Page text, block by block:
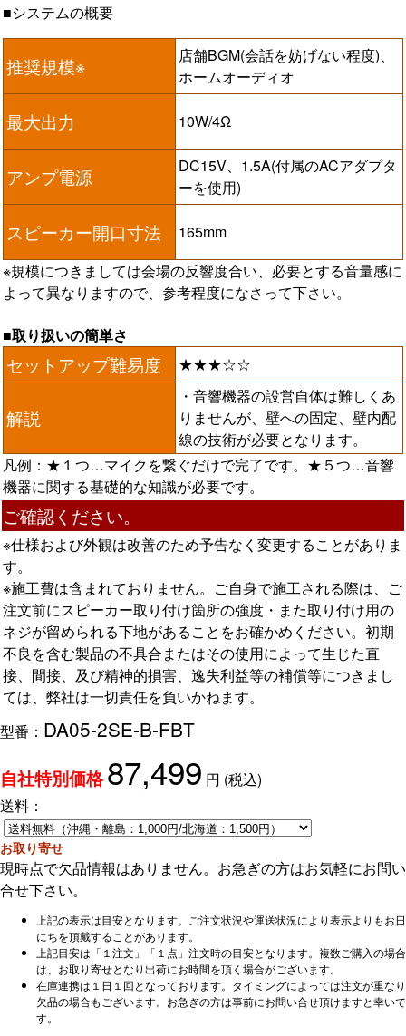
■システムの概要
推奨規模※
店舗BGM(会話を妨げない程度)、
ホームオーディオ
最大出力 10W/4Ω
アンプ電源
DC15V、1.5A(付属のACアダプタ
ーを使用)
スピーカー開口寸法
165mm
※規模につきましては会場の反響度合い、必要とする音量感に
よって異なりますので、参考程度になさって下さい。
■取り扱いの簡単さ
セットアップ難易度 ★★★☆☆
解説
・音響機器の設営自体は難しくあ
りませんが、壁への固定、壁内配
線の技術が必要となります。
凡例：★１つ…マイクを繋ぐだけで完了です。★５つ…音響
機器に関する基礎的な知識が必要です。
ご確認ください。
※仕様および外観は改善のため予告なく変更することがありま
す。
※施工費は含まれておりません。ご自身で施工される際は、ご
注文前にスピーカー取り付け箇所の強度・また取り付け用の
ネジが留められる下地があることをお確かめください。初期
不良を含む製品の不具合またはその使用によって生じた直
接、間接、及び精神的損害、逸失利益等の補償等につきまし
ては、弊社は一切責任を負いかねます。
型番： DA05-2SE-B-FBT
自社特別価格 87,499 円 (税込)
送料：
お取り寄せ
現時点で欠品情報はありません。お急ぎの方はお気軽にお問い
合せ下さい。
上記の表示は目安となります。ご注文状況や運送状況により表示よりもお日
にちを頂戴することがあります。
上記目安は「１注文」「１点」注文時の目安となります。複数ご購入の場合
は、お取り寄せとなり出荷にお時間を頂く場合がございます。
在庫連携は１日１回となっております。タイミングによっては注文が重なり
欠品の場合もございます。お急ぎの方は事前にお問い合せ頂けますと幸いで
す。